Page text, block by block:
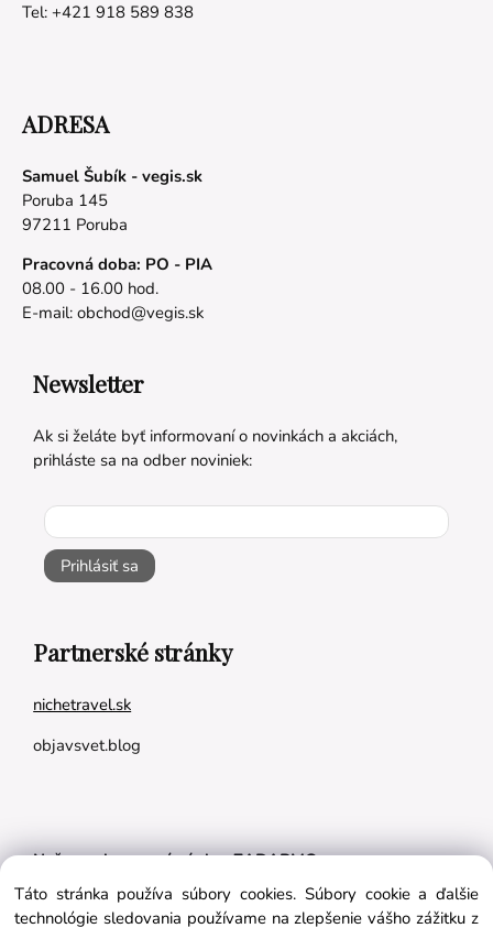
Tel: +421 918 589 838
ADRESA
Samuel Šubík - vegis.sk
Poruba 145
97211 Poruba
Pracovná doba: PO - PIA
08.00 - 16.00 hod.
E-mail: obchod@vegis.sk
Newsletter
Ak si želáte byť informovaní o novinkách a akciách,
prihláste sa na odber noviniek:
Prihlásiť sa
Partnerské stránky
nichetravel.sk
objavsvet.blog
Naše appky pre vás úplne ZADARMO:
Tréningový plán na mieru
Táto stránka používa súbory cookies. Súbory cookie a ďalšie
technológie sledovania používame na zlepšenie vášho zážitku z